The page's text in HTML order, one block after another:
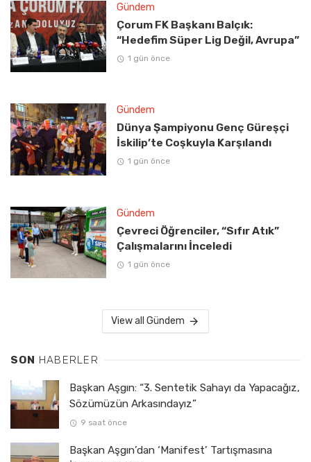
Gündem
Çorum FK Başkanı Balçık:
“Hedefim Süper Lig Değil, Avrupa”
1 gün önce
Gündem
Dünya Şampiyonu Genç Güreşçi
İskilip’te Coşkuyla Karşılandı
1 gün önce
Gündem
Çevreci Öğrenciler, “Sıfır Atık”
Çalışmalarını İnceledi
1 gün önce
View all Gündem
SON HABERLER
Başkan Aşgın: “3. Sentetik Sahayı da Yapacağız,
Sözümüzün Arkasındayız”
9 saat önce
Başkan Aşgın’dan ‘Manifest’ Tartışmasına